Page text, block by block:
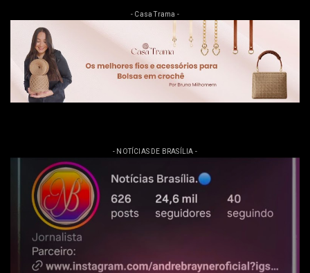
- Casa Trama -
- NOTÍCIAS DE BRASÍLIA -